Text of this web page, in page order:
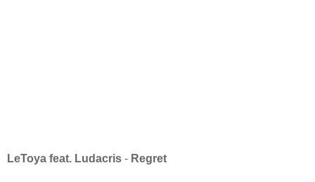
LeToya feat. Ludacris - Regret